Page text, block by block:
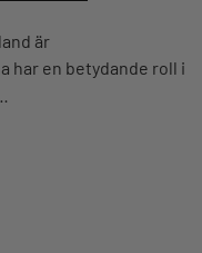
är
har en betydande roll i